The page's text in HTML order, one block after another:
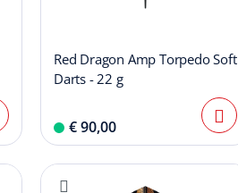
Red Dragon Amp Torpedo Soft
Darts - 22 g
€ 90,00